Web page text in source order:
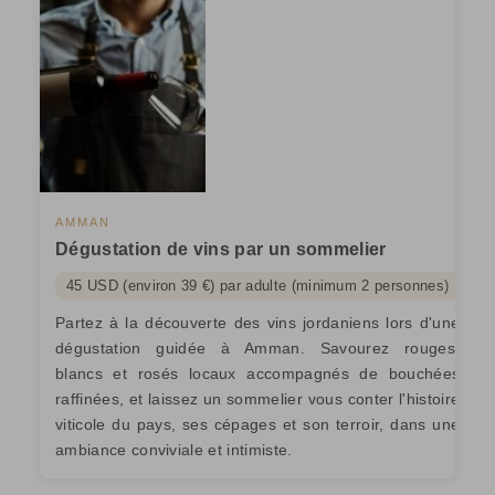
AMMAN
Dégustation de vins par un sommelier
45 USD (environ 39 €) par adulte (minimum 2 personnes)
Partez à la découverte des vins jordaniens lors d'une
dégustation guidée à Amman. Savourez rouges,
blancs et rosés locaux accompagnés de bouchées
raffinées, et laissez un sommelier vous conter l'histoire
viticole du pays, ses cépages et son terroir, dans une
ambiance conviviale et intimiste.